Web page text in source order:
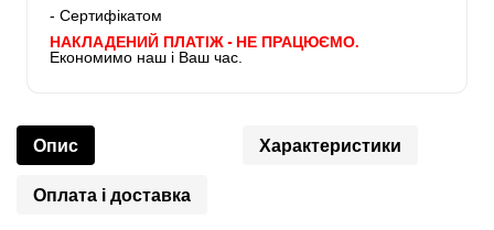
- Сертифікатом
НАКЛАДЕНИЙ ПЛАТІЖ - НЕ ПРАЦЮЄМО.
Економимо наш і Ваш час.
Опис Характеристики
Оплата і доставка